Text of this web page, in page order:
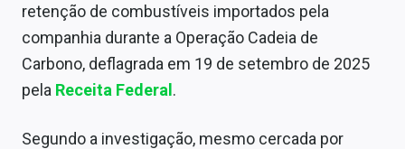
retenção de combustíveis importados pela
companhia durante a Operação Cadeia de
Carbono, deflagrada em 19 de setembro de 2025
pela Receita Federal.
Segundo a investigação, mesmo cercada por